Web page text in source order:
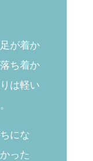
が着か
ち着か
は軽い
にな
った